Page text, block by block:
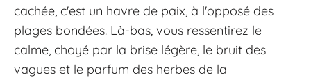
cachée, c'est un havre de paix, à l'opposé des
plages bondées. Là-bas, vous ressentirez le
calme, choyé par la brise légère, le bruit des
vagues et le parfum des herbes de la